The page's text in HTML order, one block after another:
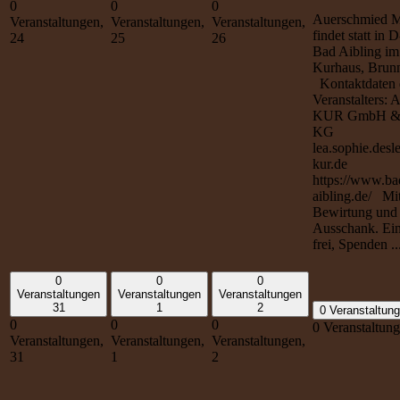
0
Veranstaltungen,
24
0
Veranstaltungen,
25
0
Veranstaltungen,
26
Auerschmied
findet statt in
Bad Aibling im
Kurhaus,
Kontaktdaten
Veranstalters:
KUR GmbH
KG
kur.de
https://
aibling.de/
Bewirtung und
Ausschank.
frei, Spenden
0
Veranstaltungen
31
0
Veranstaltungen,
31
0
Veranstaltungen
1
0
Veranstaltungen,
1
0
Veranstaltungen
2
0
Veranstaltungen,
2
0
0